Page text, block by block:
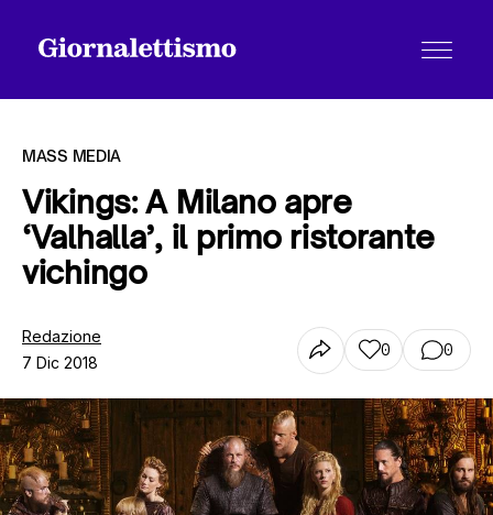
Tutti gli articoli
Chi siamo
Contatti
MASS MEDIA
Vikings: A Milano apre
‘Valhalla’, il primo ristorante
vichingo
Redazione
7 Dic 2018
0 0